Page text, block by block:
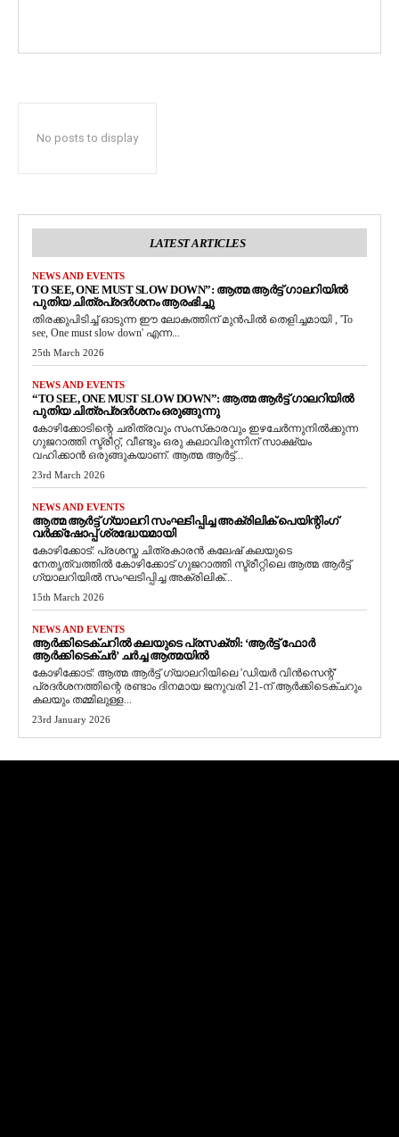
No posts to display
LATEST ARTICLES
NEWS AND EVENTS
TO SEE, ONE MUST SLOW DOWN”: ആത്മ ആർട്ട് ഗാലറിയിൽ
പുതിയ ചിത്രപ്രദർശനം ആരംഭിച്ചു
തിരക്കുപിടിച്ച് ഓടുന്ന ഈ ലോകത്തിന് മുൻപിൽ തെളിച്ചമായി , 'To
see, One must slow down' എന്ന...
25th March 2026
NEWS AND EVENTS
“TO SEE, ONE MUST SLOW DOWN”: ആത്മ ആർട്ട് ഗാലറിയിൽ
പുതിയ ചിത്രപ്രദർശനം ഒരുങ്ങുന്നു
കോഴിക്കോടിന്റെ ചരിത്രവും സംസ്‌കാരവും ഇഴചേർന്നുനിൽക്കുന്ന
ഗുജറാത്തി സ്ട്രീറ്റ്, വീണ്ടും ഒരു കലാവിരുന്നിന് സാക്ഷ്യം
വഹിക്കാൻ ഒരുങ്ങുകയാണ്. ആത്മ ആർട്ട്...
23rd March 2026
NEWS AND EVENTS
ആത്മ ആർട്ട് ഗ്യാലറി സംഘടിപ്പിച്ച അക്രിലിക് പെയിന്റിംഗ്
വർക്ക്‌ഷോപ്പ് ശ്രദ്ധേയമായി
കോഴിക്കോട്: പ്രശസ്ത ചിത്രകാരൻ കലേഷ് കലയുടെ
നേതൃത്വത്തിൽ കോഴിക്കോട് ഗുജറാത്തി സ്ട്രീറ്റിലെ ആത്മ ആർട്ട്
ഗ്യാലറിയിൽ സംഘടിപ്പിച്ച അക്രിലിക്...
15th March 2026
NEWS AND EVENTS
ആർക്കിടെക്ചറിൽ കലയുടെ പ്രസക്തി: ‘ആർട്ട് ഫോർ
ആർക്കിടെക്ചർ’ ചർച്ച ആത്മയിൽ
​കോഴിക്കോട്: ആത്മ ആർട്ട് ഗ്യാലറിയിലെ 'ഡിയർ വിൻസെന്റ്'
പ്രദർശനത്തിന്റെ രണ്ടാം ദിനമായ ജനുവരി 21-ന് ആർക്കിടെക്ചറും
കലയും തമ്മിലുള്ള...
23rd January 2026